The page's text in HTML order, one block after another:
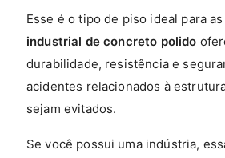
Esse é o tipo de piso ideal para
industrial de concreto polido
durabilidade, resistência e
acidentes relacionados à
sejam evitados.
Se você possui uma indústria,